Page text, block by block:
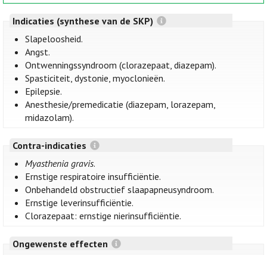
Indicaties (synthese van de SKP)
Slapeloosheid.
Angst.
Ontwenningssyndroom (clorazepaat, diazepam).
Spasticiteit, dystonie, myoclonieën.
Epilepsie.
Anesthesie/premedicatie (diazepam, lorazepam,
midazolam).
Contra-indicaties
Myasthenia gravis.
Ernstige respiratoire insufficiëntie.
Onbehandeld obstructief slaapapneusyndroom.
Ernstige leverinsufficiëntie.
Clorazepaat: ernstige nierinsufficiëntie.
Ongewenste effecten